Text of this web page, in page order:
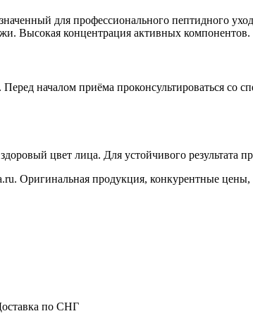
для профессионального пептидного
Высокая концентрация активных компонентов.
началом приёма проконсультироваться со
цвет лица. Для устойчивого результата
Оригинальная продукция, конкурентные цены,
по СНГ